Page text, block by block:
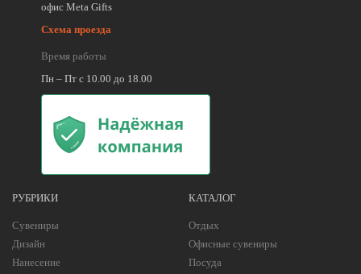
офис Meta Gifts
Схема проезда
Время работы
Пн – Пт с 10.00 до 18.00
РУБРИКИ
Сувениры
Дизайн
Нанесение
КАТАЛОГ
Отдых
Офисные сувениры
Посуда